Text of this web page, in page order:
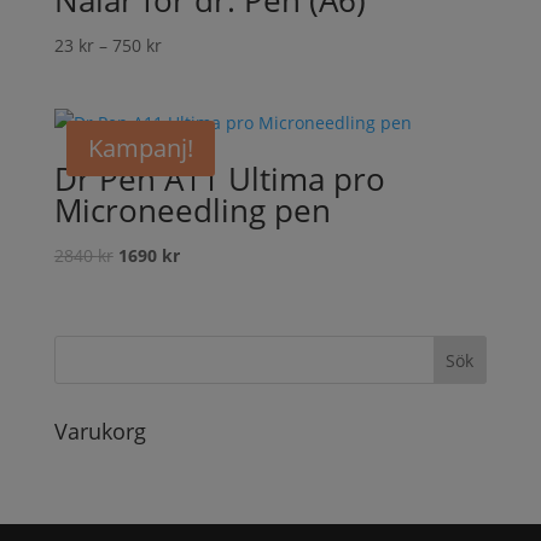
23 kr– 750 kr
Kampanj!
Dr Pen A11 Ultima pro
Microneedling pen
2840kr Det
1690 krDet
Varukorg